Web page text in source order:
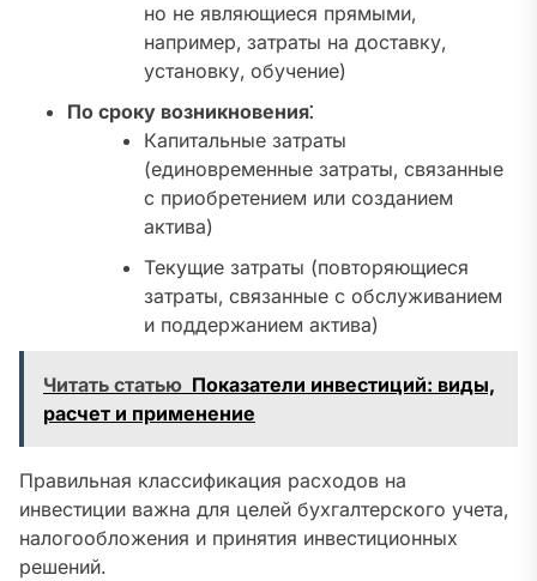
но не являющиеся прямыми‚
например‚ затраты на доставку‚
установку‚ обучение)
По сроку возникновения⁚
Капитальные затраты
(единовременные затраты‚ связанные
с приобретением или созданием
актива)
Текущие затраты (повторяющиеся
затраты‚ связанные с обслуживанием
и поддержанием актива)
Читать статью Показатели инвестиций: виды,
расчет и применение
Правильная классификация расходов на
инвестиции важна для целей бухгалтерского учета‚
налогообложения и принятия инвестиционных
решений.